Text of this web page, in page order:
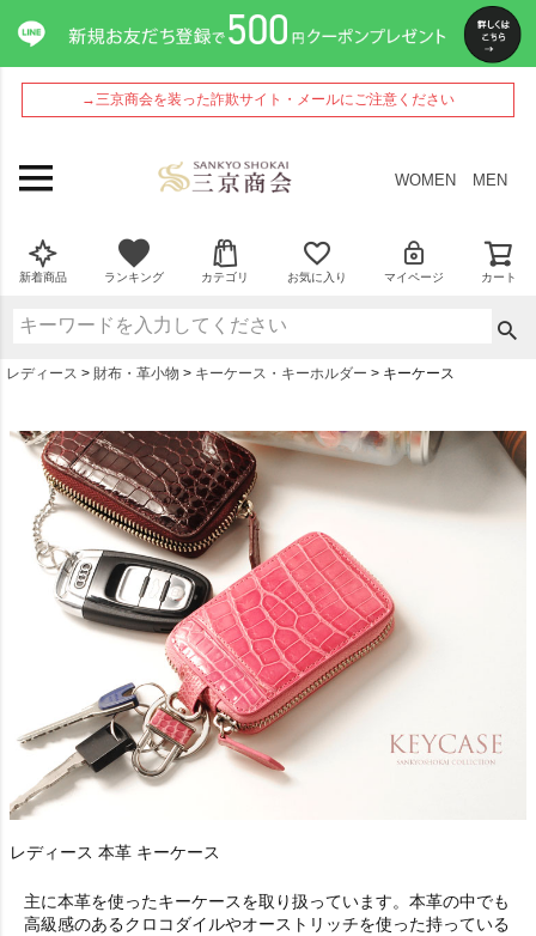
→三京商会を装った詐欺サイト・メールにご注意ください
WOMEN MEN
新着商品 ランキング カテゴリ お気に入り マイページ カート
レディース 財布・革小物 キーケース・キーホルダー キーケース
レディース 本革 キーケース
主に本革を使ったキーケースを取り扱っています。本革の中でも
高級感のあるクロコダイルやオーストリッチを使った持っている